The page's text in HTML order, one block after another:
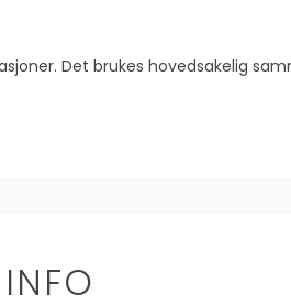
Det brukes hovedsakelig